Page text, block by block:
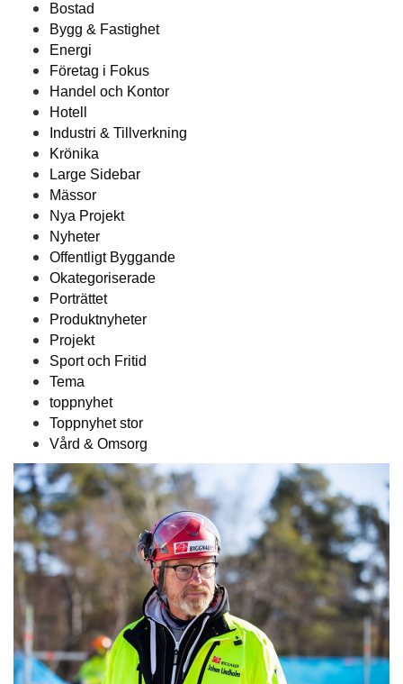
Bostad
Bygg & Fastighet
Energi
Företag i Fokus
Handel och Kontor
Hotell
Industri & Tillverkning
Krönika
Large Sidebar
Mässor
Nya Projekt
Nyheter
Offentligt Byggande
Okategoriserade
Porträttet
Produktnyheter
Projekt
Sport och Fritid
Tema
toppnyhet
Toppnyhet stor
Vård & Omsorg